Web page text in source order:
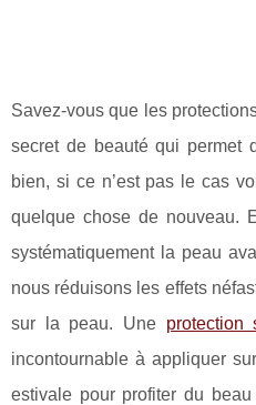
Savez-vous que les
secret de beauté qui permet
bien, si ce n’est pas le cas
quelque chose de nouveau.
systématiquement la peau
nous réduisons les effets
sur la peau. Une protection
incontournable à appliquer
estivale pour profiter du